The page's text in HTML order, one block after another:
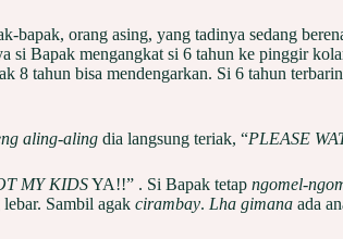
bapak, orang asing, yang tadinya sedang
si Bapak mengangkat si 6 tahun ke pinggir
8 tahun bisa mendengarkan. Si 6 tahun
aling-aling dia langsung teriak, “PLEASE
MY KIDSYA!!” . Si Bapak tetap ngomel-
Sambil agak cirambay. Lha gimana ada